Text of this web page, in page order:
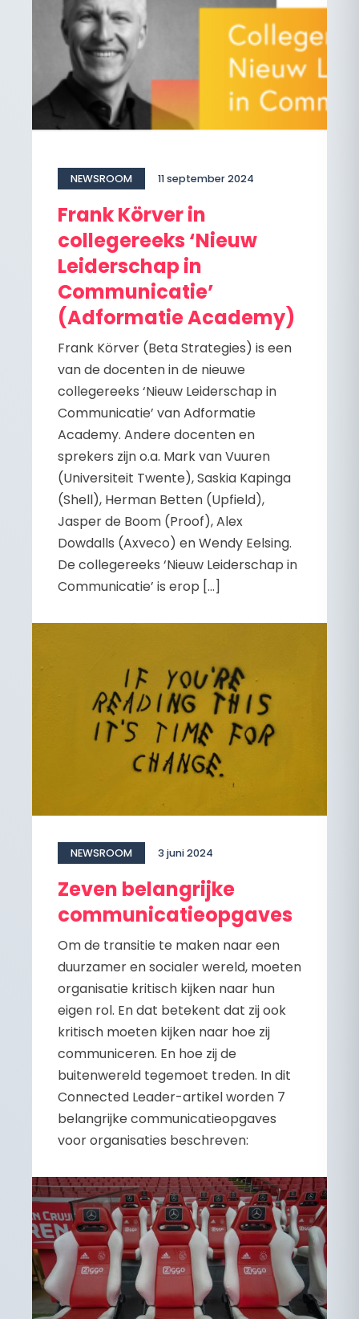
NEWSROOM 11 september 2024
Frank Körver in
collegereeks ‘Nieuw
Leiderschap in
Communicatie’
(Adformatie Academy)
Frank Körver (Beta Strategies) is een
van de docenten in de nieuwe
collegereeks ‘Nieuw Leiderschap in
Communicatie’ van Adformatie
Academy. Andere docenten en
sprekers zijn o.a. Mark van Vuuren
(Universiteit Twente), Saskia Kapinga
(Shell), Herman Betten (Upfield),
Jasper de Boom (Proof), Alex
Dowdalls (Axveco) en Wendy Eelsing.
De collegereeks ‘Nieuw Leiderschap in
Communicatie’ is erop […]
NEWSROOM 3 juni 2024
Zeven belangrijke
communicatieopgaves
Om de transitie te maken naar een
duurzamer en socialer wereld, moeten
organisatie kritisch kijken naar hun
eigen rol. En dat betekent dat zij ook
kritisch moeten kijken naar hoe zij
communiceren. En hoe zij de
buitenwereld tegemoet treden. In dit
Connected Leader-artikel worden 7
belangrijke communicatieopgaves
voor organisaties beschreven: